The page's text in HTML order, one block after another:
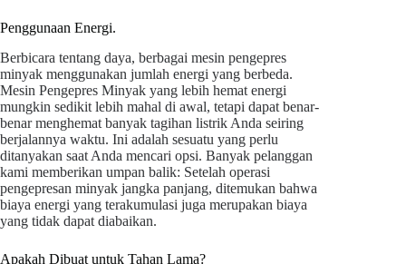
Penggunaan Energi.
Berbicara tentang daya, berbagai mesin pengepres
minyak menggunakan jumlah energi yang berbeda.
Mesin Pengepres Minyak yang lebih hemat energi
mungkin sedikit lebih mahal di awal, tetapi dapat benar-
benar menghemat banyak tagihan listrik Anda seiring
berjalannya waktu. Ini adalah sesuatu yang perlu
ditanyakan saat Anda mencari opsi. Banyak pelanggan
kami memberikan umpan balik: Setelah operasi
pengepresan minyak jangka panjang, ditemukan bahwa
biaya energi yang terakumulasi juga merupakan biaya
yang tidak dapat diabaikan.
Apakah Dibuat untuk Tahan Lama?